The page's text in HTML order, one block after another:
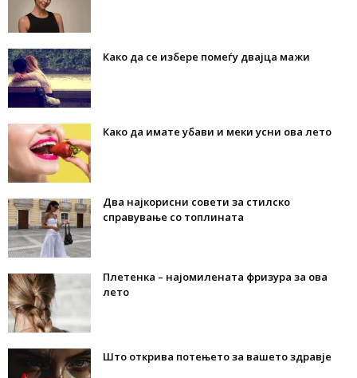
Како да се избере помеѓу двајца мажи
Како да имате убави и меки усни ова лето
Два најкорисни совети за стилско
справување со топлината
Плетенка – најомилената фризура за ова
лето
Што открива потењето за вашето здравје